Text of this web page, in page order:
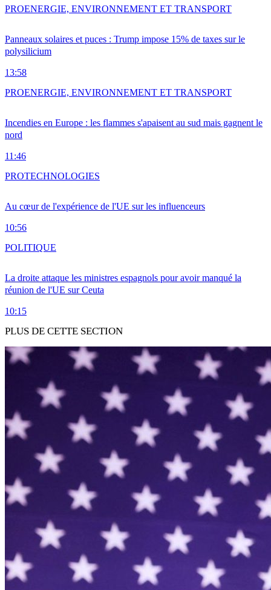
Panneaux solaires et puces : Trump impose 15% de taxes sur le
polysilicium
13:58
PROENERGIE, ENVIRONNEMENT ET TRANSPORT
Incendies en Europe : les flammes s'apaisent au sud mais gagnent le
nord
11:46
PROENERGIE, ENVIRONNEMENT ET TRANSPORT
Au cœur de l'expérience de l'UE sur les influenceurs
10:56
PROTECHNOLOGIES
La droite attaque les ministres espagnols pour avoir manqué la
réunion de l'UE sur Ceuta
10:15
POLITIQUE
PLUS DE CETTE SECTION